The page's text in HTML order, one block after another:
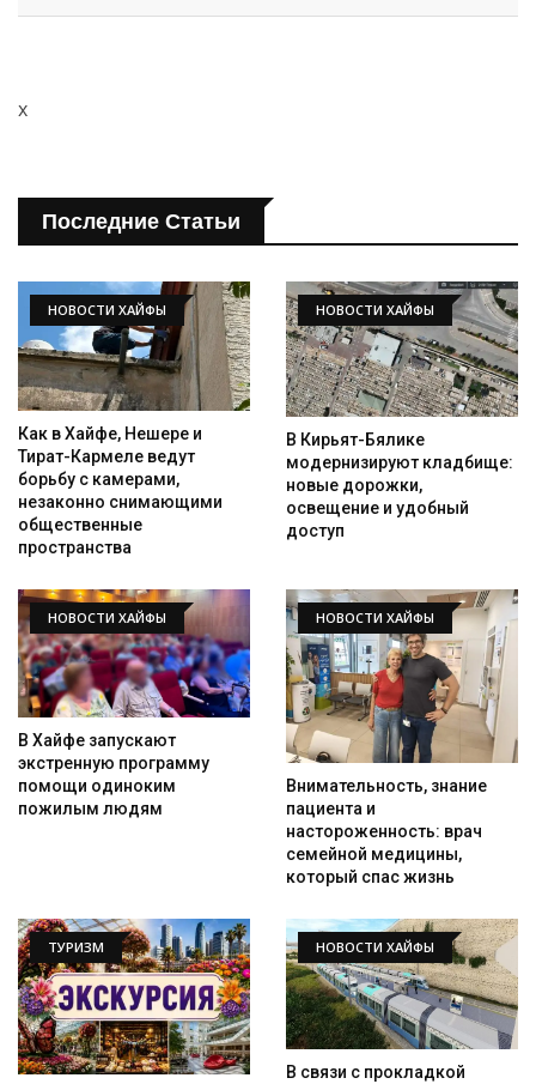
x
Последние Статьи
НОВОСТИ ХАЙФЫ
Как в Хайфе, Нешере и
Тират-Кармеле ведут
борьбу с камерами,
незаконно снимающими
общественные
пространства
НОВОСТИ ХАЙФЫ
В Кирьят-Бялике
модернизируют кладбище:
новые дорожки,
освещение и удобный
доступ
НОВОСТИ ХАЙФЫ
В Хайфе запускают
экстренную программу
помощи одиноким
пожилым людям
НОВОСТИ ХАЙФЫ
Внимательность, знание
пациента и
настороженность: врач
семейной медицины,
который спас жизнь
ТУРИЗМ НОВОСТИ ХАЙФЫ
В связи с прокладкой